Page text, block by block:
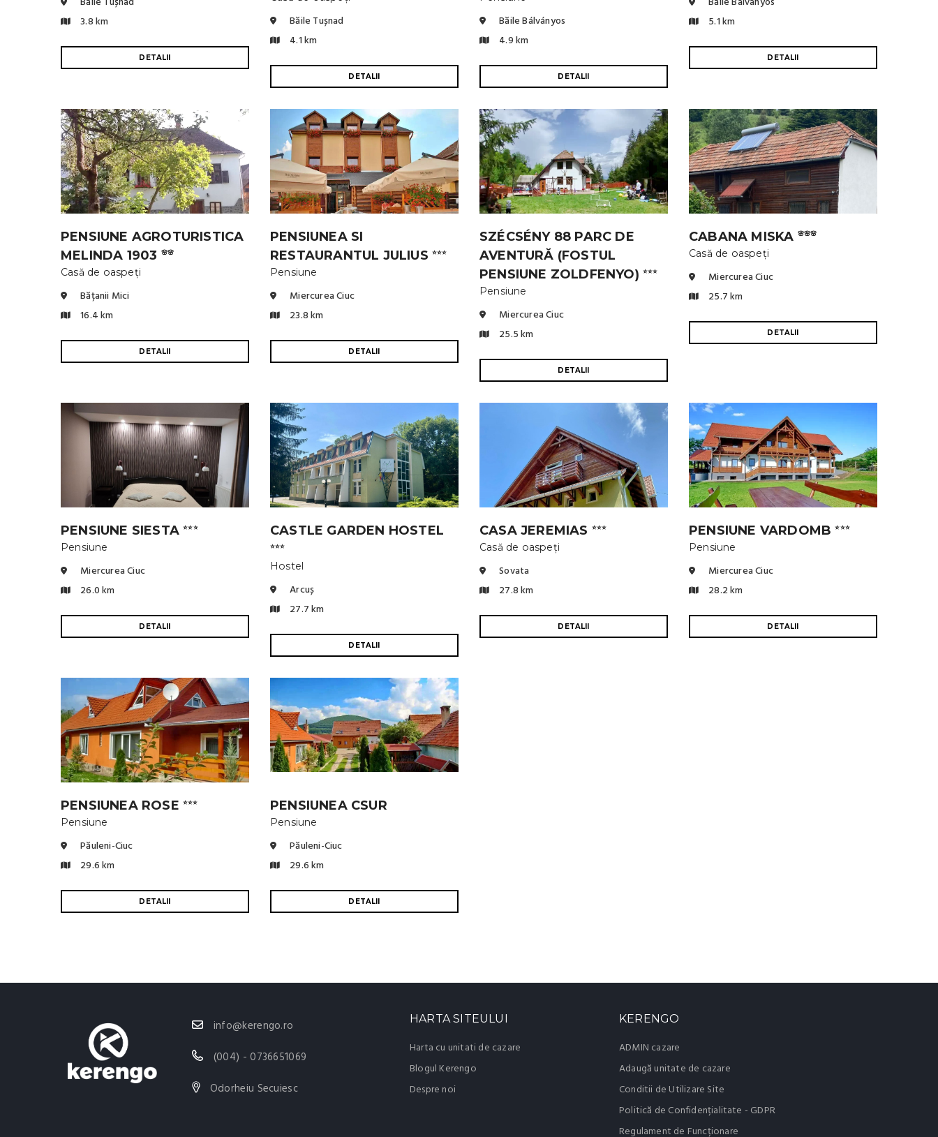
3.8 km
DETALII
Băile Tușnad
4.1 km
DETALII
Băile Bálványos
4.9 km
DETALII
5.1 km
DETALII
PENSIUNE AGROTURISTICA
MELINDA 1903
🌸🌸
Casă de oaspeți
Bățanii Mici
16.4 km
DETALII
PENSIUNEA SI
RESTAURANTUL JULIUS ⭐⭐⭐
Pensiune
Miercurea Ciuc
23.8 km
DETALII
SZÉCSÉNY 88 PARC DE
AVENTURĂ (FOSTUL
PENSIUNE ZOLDFENYO) ⭐⭐⭐
Pensiune
Miercurea Ciuc
25.5 km
DETALII
CABANA MISKA 🌸🌸🌸
Casă de oaspeți
Miercurea Ciuc
25.7 km
DETALII
PENSIUNE SIESTA⭐⭐⭐
Pensiune
Miercurea Ciuc
26.0 km
DETALII
CASTLE GARDEN HOSTEL
⭐⭐⭐
Hostel
Arcuș
27.7 km
DETALII
CASA JEREMIAS ⭐⭐⭐
Casă de oaspeți
Sovata
27.8 km
DETALII
PENSIUNE VARDOMB⭐⭐⭐
Pensiune
Miercurea Ciuc
28.2 km
DETALII
PENSIUNEA ROSE ⭐⭐⭐
Pensiune
Păuleni-Ciuc
29.6 km
DETALII
PENSIUNEA CSUR
Pensiune
Păuleni-Ciuc
29.6 km
DETALII
info@kerengo.ro
(004) - 0736651069
Odorheiu Secuiesc
HARTA SITEULUI
Harta cu unitati de cazare
Blogul Kerengo
Despre noi
KERENGO
ADMIN cazare
Adaugă unitate de cazare
Conditii de Utilizare Site
Politică de Confidențialitate - GDPR
Regulament de Funcționare